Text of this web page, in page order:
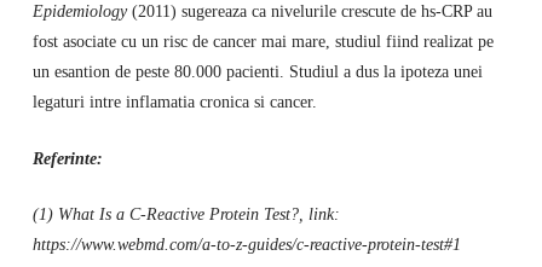
Epidemiology(2011) sugereaza ca nivelurile crescute de hs-CRP au
fost asociate cu un risc de cancer mai mare, studiul fiind realizat pe
un esantion de peste 80.000 pacienti. Studiul a dus la ipoteza unei
legaturi intre inflamatia cronica si cancer.
Referinte:
(1) What Is a C-Reactive Protein Test?, link:
https://www.webmd.com/a-to-z-guides/c-reactive-protein-test#1